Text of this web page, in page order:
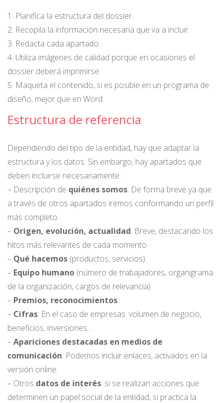
1. Planifica la estructura del dossier.
2. Recopila la información necesaria que va a incluir.
3. Redacta cada apartado.
4. Utiliza imágenes de calidad porque en ocasiones el
dossier deberá imprimirse.
5. Maqueta el contenido, si es posible en un programa de
diseño, mejor que en Word.
Estructura de referencia
Dependiendo del tipo de la entidad, hay que adaptar la
estructura y los datos. Sin embargo, hay apartados que
deben incluirse necesariamente:
– Descripción de quiénes somos. De forma breve ya que
a través de otros apartados iremos conformando un perfil
más completo.
– Origen, evolución, actualidad. Breve, destacando los
hitos más relevantes de cada momento.
– Qué hacemos (productos, servicios).
– Equipo humano (número de trabajadores, organigrama
de la organización, cargos de relevancia)
– Premios, reconocimientos.
– Cifras. En el caso de empresas: volumen de negocio,
beneficios, inversiones…
–Apariciones destacadas en medios de
comunicación. Podemos incluir enlaces, activados en la
versión online.
– Otros datos de interés: si se realizan acciones que
determinen un papel social de la entidad, si practica la